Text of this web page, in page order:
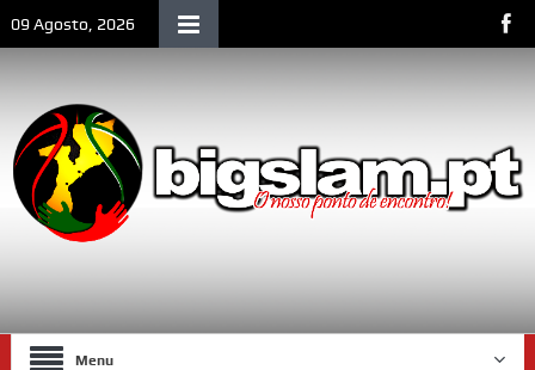
09 Agosto, 2026
Menu